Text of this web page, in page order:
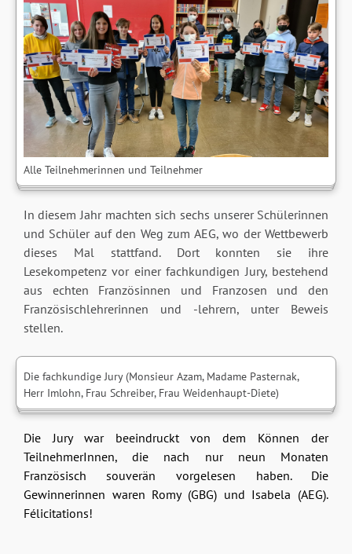
Alle Teilnehmerinnen und Teilnehmer
In diesem Jahr machten sich sechs unserer Schülerinnen
und Schüler auf den Weg zum AEG, wo der Wettbewerb
dieses Mal stattfand. Dort konnten sie ihre
Lesekompetenz vor einer fachkundigen Jury, bestehend
aus echten Französinnen und Franzosen und den
Französischlehrerinnen und -lehrern, unter Beweis
stellen.
Die fachkundige Jury (Monsieur Azam, Madame Pasternak,
Herr Imlohn, Frau Schreiber, Frau Weidenhaupt-Diete)
Die Jury war beeindruckt von dem Können der
TeilnehmerInnen, die nach nur neun Monaten
Französisch souverän vorgelesen haben. Die
Gewinnerinnen waren Romy (GBG) und Isabela (AEG).
Félicitations!